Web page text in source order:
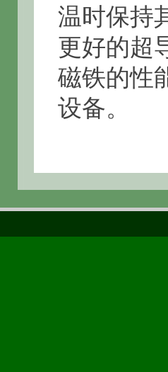
温时保持
更好的超
磁铁的性
设备。